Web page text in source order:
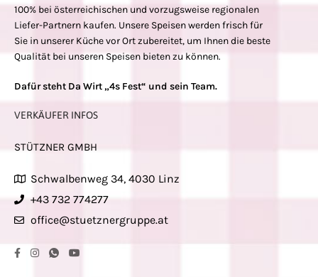
100% bei österreichischen und vorzugsweise regionalen
Liefer-Partnern kaufen. Unsere Speisen werden frisch für
Sie in unserer Küche vor Ort zubereitet, um Ihnen die beste
Qualität bei unseren Speisen bieten zu können.
Dafür steht Da Wirt „4s Fest“ und sein Team.
VERKÄUFER INFOS
STÜTZNER GMBH
Schwalbenweg 34, 4030 Linz
+43 732 774277
office@stuetznergruppe.at